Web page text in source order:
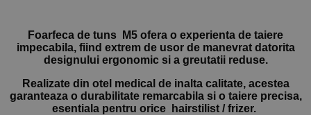
340,00 lei.
Foarfeca de tuns M5 ofera o experienta de taiere
impecabila, fiind extrem de usor de manevrat datorita
designului ergonomic si a greutatii reduse.
Realizate din otel medical de inalta calitate, acestea
garanteaza o durabilitate remarcabila si o taiere precisa,
esentiala pentru orice hairstilist / frizer.